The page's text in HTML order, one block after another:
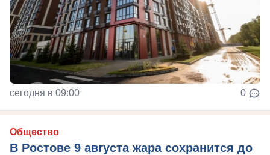
сегодня в 09:00 0
Общество
В Ростове 9 августа жара сохранится до